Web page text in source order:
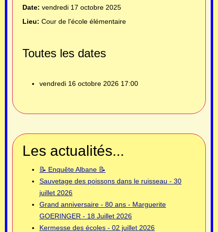
Date: vendredi 17 octobre 2025
Lieu: Cour de l'école élémentaire
Toutes les dates
vendredi 16 octobre 2026 17:00
Les actualités...
📝 Enquête Albane 📝
Sauvetage des poissons dans le ruisseau - 30
juillet 2026
Grand anniversaire - 80 ans - Marguerite
GOERINGER - 18 Juillet 2026
Kermesse des écoles - 02 juillet 2026